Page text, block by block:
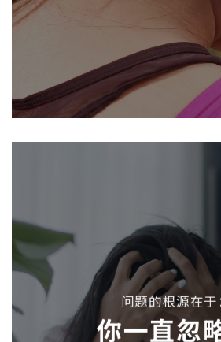
问题的根源在于
你一直忽